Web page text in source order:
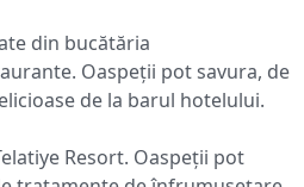
din bucătăria
Oaspeții pot savura, de
de la barul hotelului.
Resort. Oaspeții pot